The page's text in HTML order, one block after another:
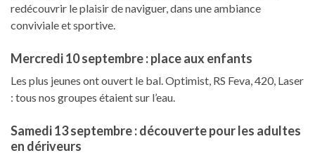
redécouvrir le plaisir de naviguer, dans une ambiance
conviviale et sportive.
Mercredi 10 septembre : place aux enfants
Les plus jeunes ont ouvert le bal. Optimist, RS Feva, 420, Laser
: tous nos groupes étaient sur l’eau.
Samedi 13 septembre : découverte pour les adultes
en dériveurs